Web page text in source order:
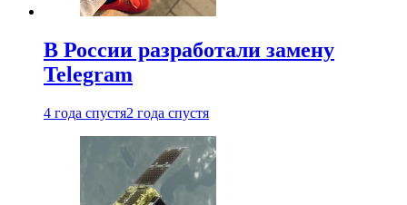
В России разработали замену
Telegram
4 года спустя2 года спустя